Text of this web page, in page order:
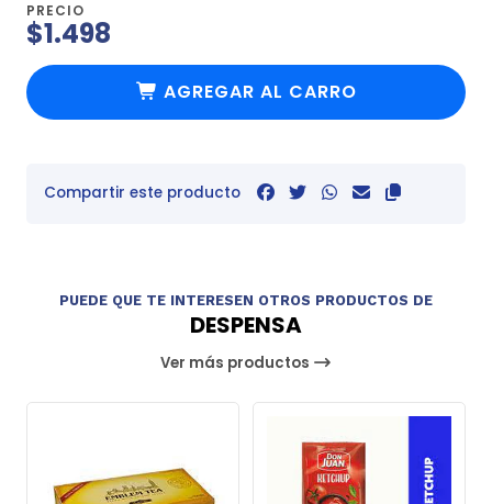
PRECIO
$1.498
AGREGAR AL CARRO
Compartir este producto
PUEDE QUE TE INTERESEN OTROS PRODUCTOS DE
DESPENSA
Ver más productos